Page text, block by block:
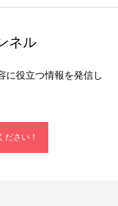
ネル
に役立つ情報を発信し
ださい！